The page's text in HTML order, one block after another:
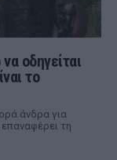
οδηγείται
το
άνδρα για
τη